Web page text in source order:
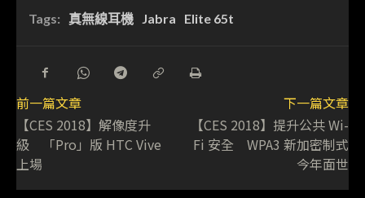
Tags: 真無線耳機 Jabra Elite 65t
前一篇文章
【CES 2018】解像度升
級 「Pro」版 HTC Vive
上場
下一篇文章
【CES 2018】提升公共 Wi-
Fi 安全 WPA3 新加密制式
今年面世